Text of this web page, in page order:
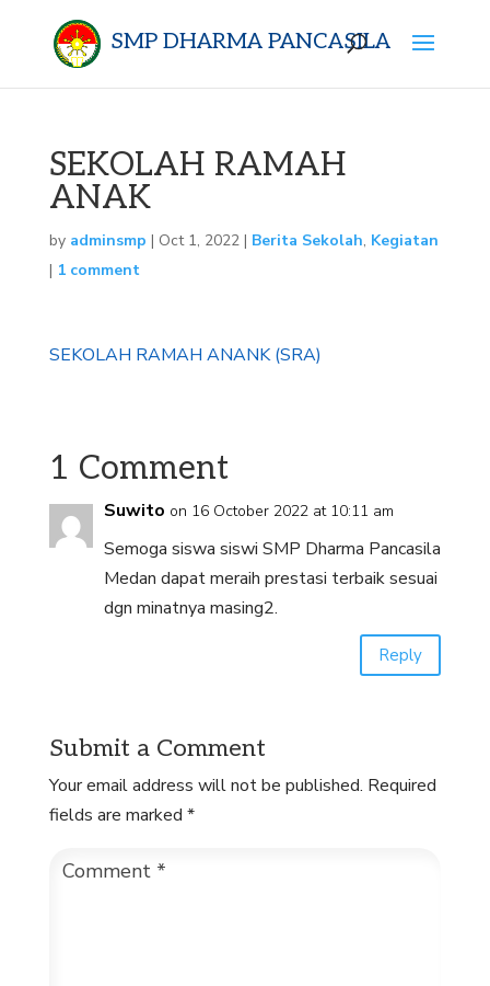
SMP DHARMA PANCASILA
SEKOLAH RAMAH
ANAK
by adminsmp | Oct 1, 2022| Berita Sekolah, Kegiatan
| 1 comment
SEKOLAH RAMAH ANANK (SRA)
1 Comment
Suwito on 16 October 2022 at 10:11 am
Semoga siswa siswi SMP Dharma Pancasila
Medan dapat meraih prestasi terbaik sesuai
dgn minatnya masing2.
Reply
Submit a Comment
Your email address will not be published. Required
fields are marked *